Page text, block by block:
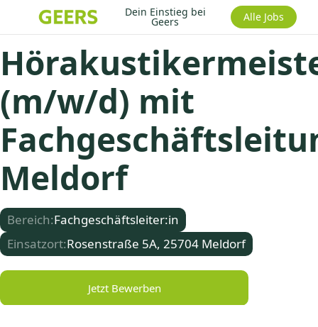
Dein Einstieg bei
Geers Alle Jobs
(m/w/d) mit
Meldorf
Bereich:Fachgeschäftsleiter:in
Einsatzort:Rosenstraße 5A, 25704 Meldorf
Jetzt Bewerben